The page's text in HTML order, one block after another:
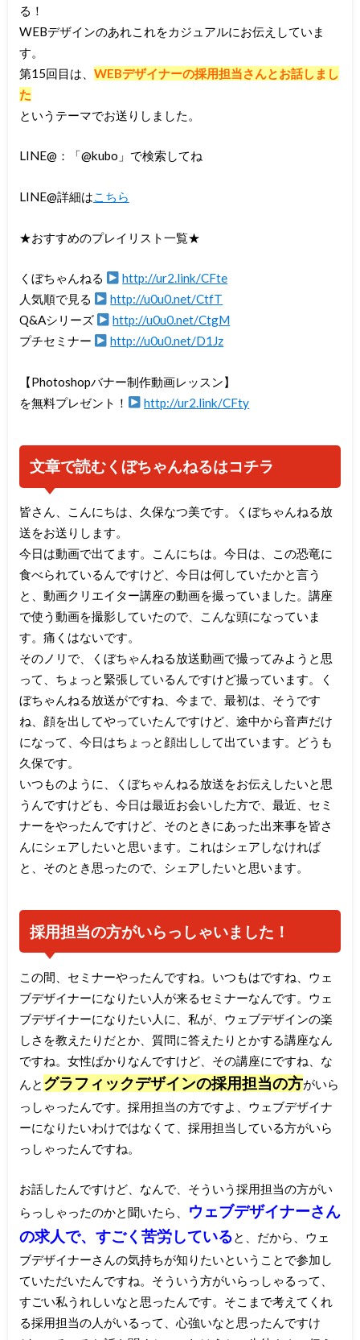
る！
WEBデザインのあれこれをカジュアルにお伝えしていま
す。
第15回目は、 WEBデザイナーの採用担当さんとお話しまし
た
というテーマでお送りしました。
LINE@：「@kubo」で検索してね
LINE@詳細はこちら
★おすすめのプレイリスト一覧★
くぼちゃんねる
http://ur2.link/CFte
人気順で見る
http://u0u0.net/CtfT
Q&Aシリーズ
http://u0u0.net/CtgM
プチセミナー
http://u0u0.net/D1Jz
【Photoshopバナー制作動画レッスン】
を無料プレゼント！
http://ur2.link/CFty
文章で読むくぼちゃんねるはコチラ
皆さん、こんにちは、久保なつ美です。くぼちゃんねる放
送をお送りします。
今日は動画で出てます。こんにちは。今日は、この恐竜に
食べられているんですけど、今日は何していたかと言う
と、動画クリエイター講座の動画を撮っていました。講座
で使う動画を撮影していたので、こんな頭になっていま
す。痛くはないです。
そのノリで、くぼちゃんねる放送動画で撮ってみようと思
って、ちょっと緊張しているんですけど撮っています。く
ぼちゃんねる放送がですね、今まで、最初は、そうです
ね、顔を出してやっていたんですけど、途中から音声だけ
になって、今日はちょっと顔出しして出ています。どうも
久保です。
いつものように、くぼちゃんねる放送をお伝えしたいと思
うんですけども、今日は最近お会いした方で、最近、セミ
ナーをやったんですけど、そのときにあった出来事を皆さ
んにシェアしたいと思います。これはシェアしなければ
と、そのとき思ったので、シェアしたいと思います。
採用担当の方がいらっしゃいました！
この間、セミナーやったんですね。いつもはですね、ウェ
ブデザイナーになりたい人が来るセミナーなんです。ウェ
ブデザイナーになりたい人に、私が、ウェブデザインの楽
しさを教えたりだとか、質問に答えたりとかする講座なん
ですね。女性ばかりなんですけど、その講座にですね、な
んと グラフィックデザインの採用担当の方がいら
っしゃったんです。採用担当の方ですよ、ウェブデザイナ
ーになりたいわけではなくて、採用担当している方がいら
っしゃったんですね。
お話したんですけど、なんで、そういう採用担当の方がい
らっしゃったのかと聞いたら、
ウェブデザイナーさん
の求人で、すごく苦労していると、だから、ウェ
ブデザイナーさんの気持ちが知りたいということで参加し
ていただいたんですね。そういう方がいらっしゃるって、
すごい私うれしいなと思ったんです。そこまで考えてくれ
る採用担当の人がいるって、心強いなと思ったんですけ